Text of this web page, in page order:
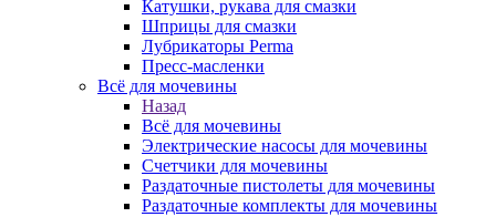
Катушки, рукава для смазки
Шприцы для смазки
Лубрикаторы Perma
Пресс-масленки
Всё для мочевины
Назад
Всё для мочевины
Электрические насосы для мочевины
Счетчики для мочевины
Раздаточные пистолеты для мочевины
Раздаточные комплекты для мочевины